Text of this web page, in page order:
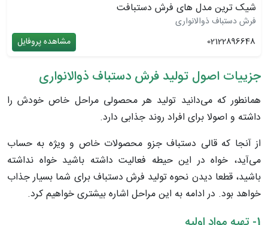
شیک ترین مدل های فرش دستبافت
فرش دستباف ذوالانواری
02122896648
مشاهده پروفایل
جزییات اصول تولید فرش دستباف ذوالانواری
همانطور که می‌دانید تولید هر محصولی مراحل خاص خودش را
داشته و اصولا برای افراد روند جذابی دارد.
از آنجا که قالی دستباف جزو محصولات خاص و ویژه به حساب
می‌آید، خواه در این حیطه فعالیت داشته باشید خواه نداشته
باشید، قطعا دیدن نحوه تولید فرش دستباف برای شما بسیار جذاب
خواهد بود. در ادامه به این مراحل اشاره بیشتری خواهیم کرد.